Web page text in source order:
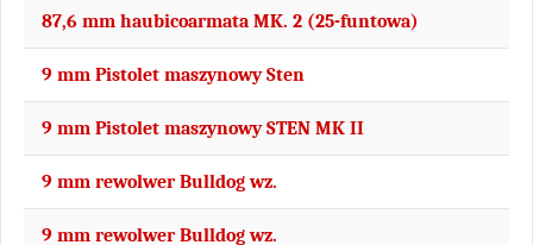
87,6 mm haubicoarmata MK. 2 (25-funtowa)
9 mm Pistolet maszynowy Sten
9 mm Pistolet maszynowy STEN MK II
9 mm rewolwer Bulldog wz.
9 mm rewolwer Bulldog wz.